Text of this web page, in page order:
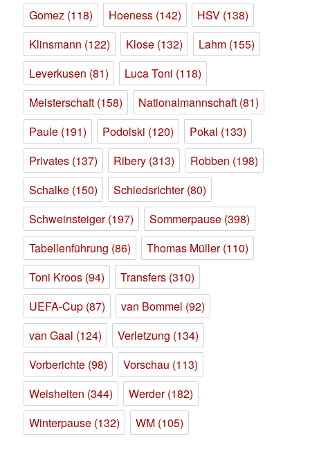
Gomez (118) Hoeness (142) HSV (138)
Klinsmann (122) Klose (132) Lahm (155)
Leverkusen (81) Luca Toni (118)
Meisterschaft (158) Nationalmannschaft (81)
Paule (191) Podolski (120) Pokal (133)
Privates (137) Ribery (313) Robben (198)
Schalke (150) Schiedsrichter(80)
Schweinsteiger(197) Sommerpause (398)
Tabellenführung (86) Thomas Müller(110)
Toni Kroos (94) Transfers (310)
UEFA-Cup (87) van Bommel (92)
van Gaal (124) Verletzung (134)
Vorberichte (98) Vorschau (113)
Weisheiten (344) Werder(182)
Winterpause (132) WM (105)